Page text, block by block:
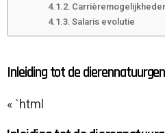
Salaris evolutie
Inleiding tot de
« `html